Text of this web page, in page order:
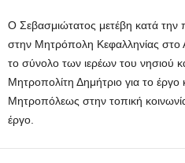
Ο Σεβασμιώτατος μετέβη κατά
στην Μητρόπολη Κεφαλληνίας στο
το σύνολο των ιερέων του νησιού
Μητροπολίτη Δημήτριο για το
Μητροπόλεως στην τοπική
έργο.